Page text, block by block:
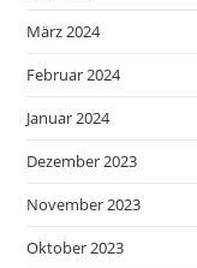
März 2024
Februar 2024
Januar 2024
Dezember 2023
November 2023
Oktober 2023